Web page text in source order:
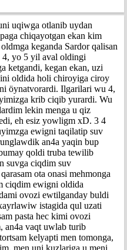
uqiwga otlanib uydan
chiqayotgan ekan kim
keganda Sardor qalisan
4, yo 5 yil aval oldingi
ketgandi, kegan ekan, uzi
oldida holi chiroyiga ciroy
öynatvorardi. Ilgarilari wu 4,
krib ciqib yurardi. Wu
lekin menga u qiz
eh esiz yowligm xD. 3 4
ewigni taqilatip suv
an4a yaqin bup
qoldi truba tewilib
suvga ciqdim suv
ota onasi mehmonga
ciqdim ewigni oldida
ovozi ewtilganday buldi
istagida qul uzati
pasta hec kimi ovozi
an4a vaqt uwlab turib
kelyapti men tomonga,